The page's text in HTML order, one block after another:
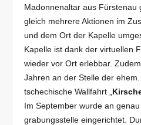
Madonnenaltar aus Fürstenau
gleich mehrere Aktionen im
und dem Ort der Kapelle
Kapelle ist dank der virtuellen
wieder vor Ort erlebbar.
Jahren an der Stelle der
tschechische Wallfahrt „
Im September wurde an
grabungsstelle eingerichtet.